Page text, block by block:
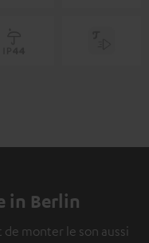
in Berlin
monter le son aussi